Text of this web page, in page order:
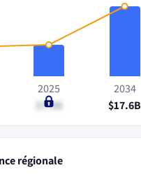
2025
$7.9B
2034
$17.6B
régionale